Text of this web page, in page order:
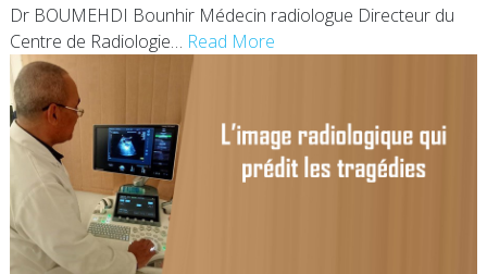
Dr BOUMEHDI Bounhir Médecin radiologue Directeur du
Centre de Radiologie… Read More